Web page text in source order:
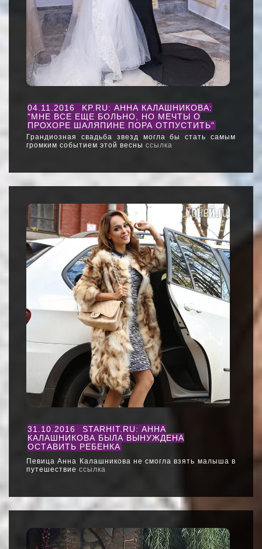
04.11.2016
KP.RU: АННА КАЛАШНИКОВА:
"МНЕ ВСЕ ЕЩЕ БОЛЬНО, НО МЕЧТЫ О
ПРОХОРЕ ШАЛЯПИНЕ ПОРА ОТПУСТИТЬ"
Грандиозная свадьба звезд могла бы стать самым
громким событием этой весны ссылка
31.10.2016
STARHIT.RU: АННА
КАЛАШНИКОВА БЫЛА ВЫНУЖДЕНА
ОСТАВИТЬ РЕБЕНКА
Певица Анна Калашникова не смогла взять малыша в
путешествие ссылка